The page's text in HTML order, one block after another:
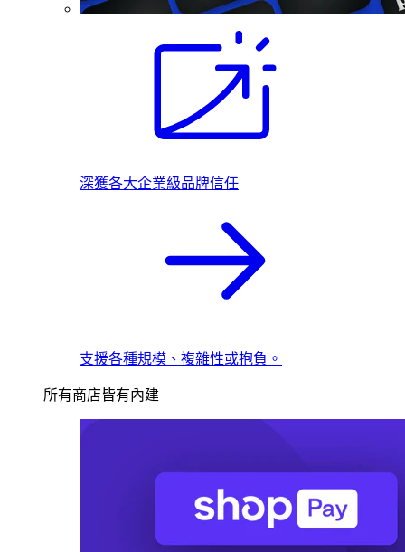
深獲各大企業級品牌信任
支援各種規模、複雜性或抱負。
所有商店皆有內建